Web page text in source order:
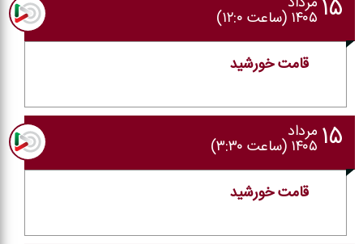
۱۵ ۱۴۰۵ (ساعت ۱۲:۰)
قامت خورشید
۱۵ مرداد
۱۴۰۵ (ساعت ۳:۳۰)
قامت خورشید